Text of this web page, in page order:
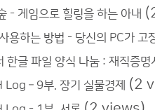
- 게임으로 힐링을 하는 아내
용하는 방법 - 당신의 PC가 고
한글 파일 양식 나눔 : 재직증
– 9부. 장기 실물경제 (2